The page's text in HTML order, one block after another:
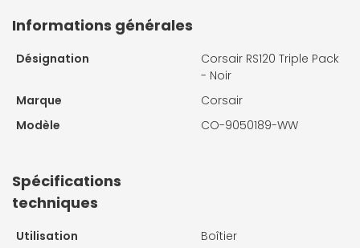
Informations générales
Désignation
Corsair RS120 Triple Pack
- Noir
Marque
Corsair
Modèle
CO-9050189-WW
Spécifications
techniques
Utilisation
Boîtier